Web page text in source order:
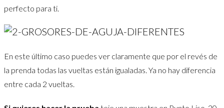
perfecto para ti.
En este último caso puedes ver claramente que por el revés de
la prenda todas las vueltas están igualadas. Ya no hay diferencia
entre cada 2 vueltas.